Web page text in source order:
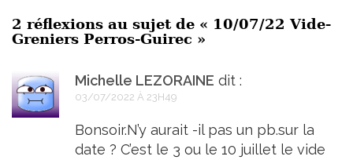
2 réflexions au sujet de « 10/07/22 Vide-
Greniers Perros-Guirec »
Michelle LEZORAINE dit :
03/07/2022 À 23H49
Bonsoir.N’y aurait -il pas un pb.sur la
date ? C’est le 3 ou le 10 juillet le vide